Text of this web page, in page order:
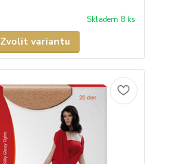
Skladem 8 ks
Zvolit variantu